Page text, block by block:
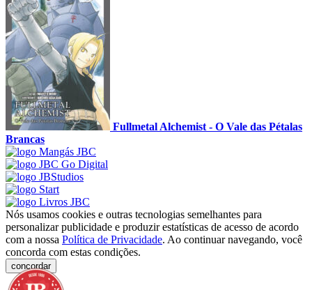
Fullmetal Alchemist - O Vale das Pétalas
Brancas
Nós usamos cookies e outras tecnologias semelhantes para
personalizar publicidade e produzir estatísticas de acesso de acordo
com a nossa Política de Privacidade. Ao continuar navegando, você
concorda com estas condições.
concordar